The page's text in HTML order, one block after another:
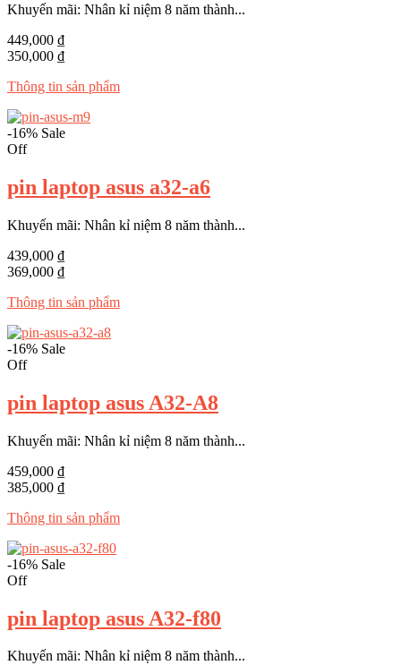
Khuyến mãi: Nhân kỉ niệm 8 năm thành...
449,000 ₫
350,000 ₫
Thông tin sản phẩm
-16% Sale
Off
pin laptop asus a32-a6
Khuyến mãi: Nhân kỉ niệm 8 năm thành...
439,000 ₫
369,000 ₫
Thông tin sản phẩm
-16% Sale
Off
pin laptop asus A32-A8
Khuyến mãi: Nhân kỉ niệm 8 năm thành...
459,000 ₫
385,000 ₫
Thông tin sản phẩm
-16% Sale
Off
pin laptop asus A32-f80
Khuyến mãi: Nhân kỉ niệm 8 năm thành...